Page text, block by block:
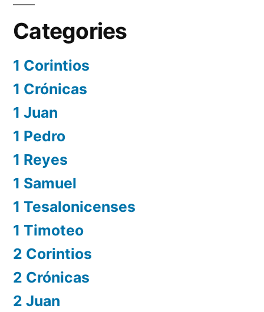
Categories
1 Corintios
1 Crónicas
1 Juan
1 Pedro
1 Reyes
1 Samuel
1 Tesalonicenses
1 Timoteo
2 Corintios
2 Crónicas
2 Juan